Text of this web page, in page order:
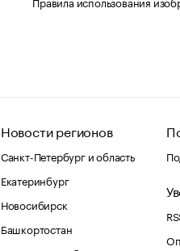
Новости регионов
Санкт-Петербург и область
Екатеринбург
Новосибирск
Башкортостан